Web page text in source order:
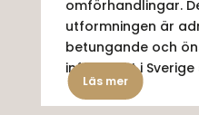
omförhandlingar.
utformningen är
betungande och
införandet i
Läs mer